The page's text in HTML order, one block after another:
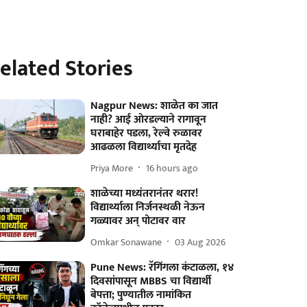
Stories
Nagpur News: शाळेत का जात
नाही? आई ओरडल्याने रागावून
घराबाहेर पडला, रेल्वे रुळावर
आढळला विद्यार्थ्याचा मृतदेह
Priya More 16 hours ago
शाळेच्या मध्यंतरानंतर थरार!
विद्यार्थ्याला निर्जनस्थळी नेऊन
गळ्यावर अन् पोटावर वार
Omkar Sonawane 03 Aug 2026
Pune News: रॅगिंगला कंटाळला, १४
दिवसांपासून MBBS चा विद्यार्थी
बेपत्ता; पुण्यातील नामांकित